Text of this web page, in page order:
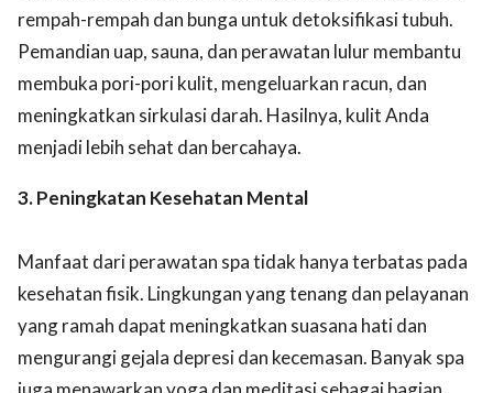
rempah-rempah dan bunga untuk detoksifikasi tubuh.
Pemandian uap, sauna, dan perawatan lulur membantu
membuka pori-pori kulit, mengeluarkan racun, dan
meningkatkan sirkulasi darah. Hasilnya, kulit Anda
menjadi lebih sehat dan bercahaya.
3. Peningkatan Kesehatan Mental
Manfaat dari perawatan spa tidak hanya terbatas pada
kesehatan fisik. Lingkungan yang tenang dan pelayanan
yang ramah dapat meningkatkan suasana hati dan
mengurangi gejala depresi dan kecemasan. Banyak spa